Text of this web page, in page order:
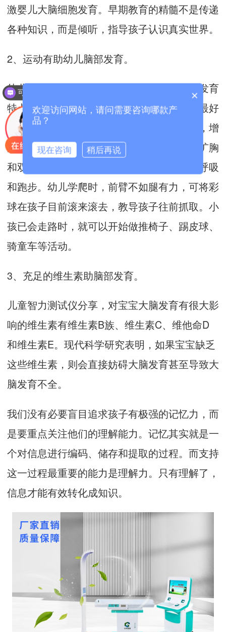
激婴儿大脑细胞发育。早期教育的精髓不是传递
各种知识，而是倾听，指导孩子认识真实世界。
2、运动有助幼儿脑部发育。
幼儿运动要适量，要符合小孩的生理、心理发育
特点，要安排一定时间的活动，由浅入深，最好
每天带孩子去室外晒晒太阳，呼吸新鲜空气，增
加营养物质和氧的吸收。同时，帮助孩子做扩胸
和双臂上伸运动。孩子大一些的时可教做深呼吸
和跑步。幼儿学爬时，前臂不如腿有力，可将彩
球在孩子目前滚来滚去，教导孩子往前抓取。小
孩已会走路时，就可以开始做推椅子、踢皮球、
骑童车等活动。
3、充足的维生素助脑部发育。
儿童智力测试仪分享，对宝宝大脑发育有很大影
响的维生素有维生素B族、维生素C、维他命D
和维生素E。现代科学研究表明，如果宝宝缺乏
这些维生素，则会直接妨碍大脑发育甚至导致大
脑发育不全。
我们没有必要盲目追求孩子有极强的记忆力，而
是要重点关注他们的理解能力。记忆其实就是一
个对信息进行编码、储存和提取的过程。而支持
这一过程最重要的能力是理解力。只有理解了，
信息才能有效转化成知识。
你们是怎么收费的呢？
×
欢迎访问网站，请问需要咨询哪款产
品？
现在咨询 稍后再说